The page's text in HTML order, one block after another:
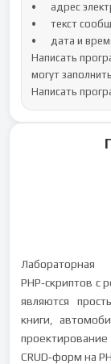
•	адрес электронной почты (50 символов),
•	текст сообщения (250 символов),
•	дата и время отправления.
Написать
могут
Написать
PHP‑скриптов
являются
книги,
CRUD‑форм на